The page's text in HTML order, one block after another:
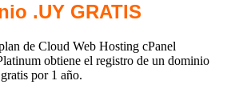
.UY GRATIS
de Cloud Web Hosting cPanel
obtiene el registro de un dominio
por 1 año.